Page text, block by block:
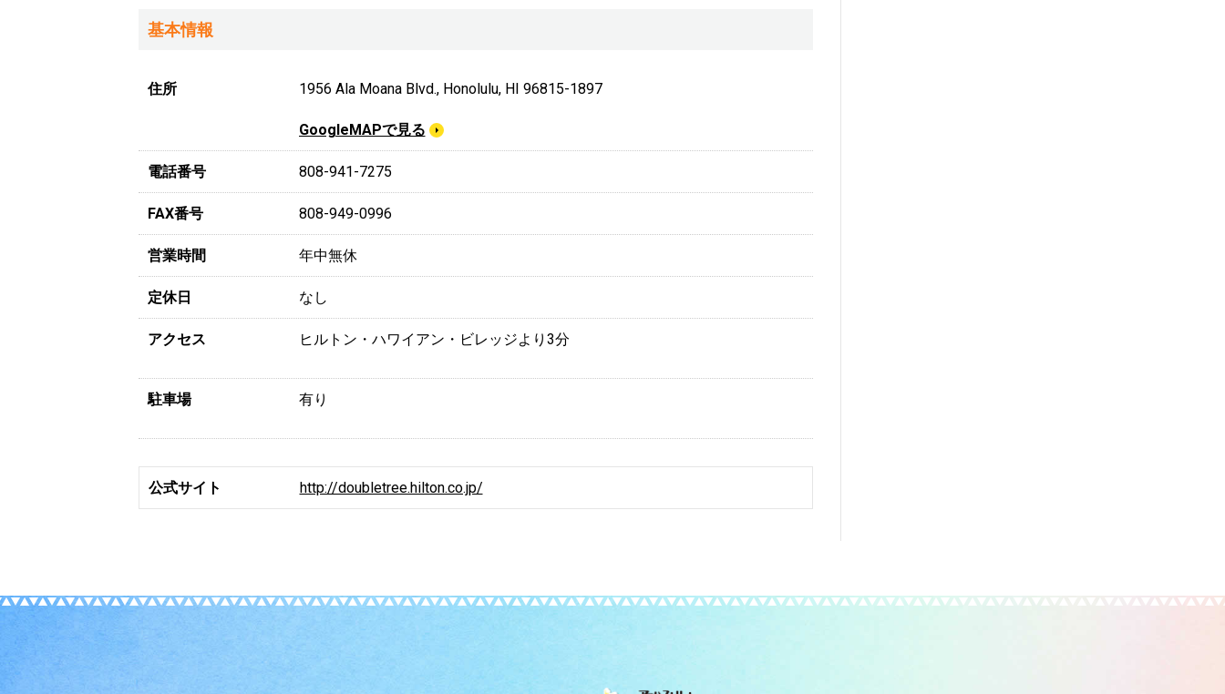
基本情報
住所 1956 Ala Moana Blvd., Honolulu, HI 96815-1897
GoogleMAPで見る
電話番号 808-941-7275
FAX番号 808-949-0996
営業時間 年中無休
定休日 なし
アクセス ヒルトン・ハワイアン・ビレッジより3分
駐車場 有り
公式サイト http://doubletree.hilton.co.jp/